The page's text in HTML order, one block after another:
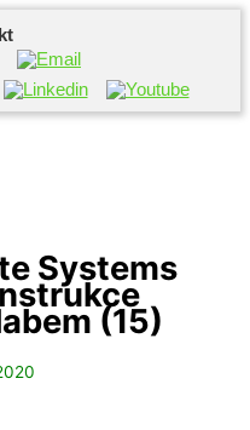
Systems
(15)